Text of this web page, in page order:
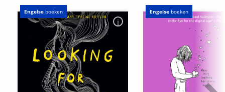
Engelse boeken Engelse boeken